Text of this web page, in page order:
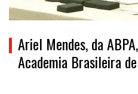
Ariel Mendes, da
Academia Brasileira